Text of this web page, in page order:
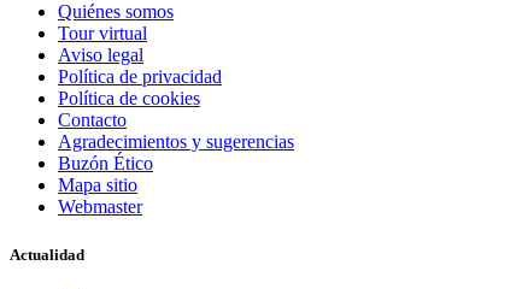
Quiénes somos
Tour virtual
Aviso legal
Política de privacidad
Política de cookies
Contacto
Agradecimientos y sugerencias
Buzón Ético
Mapa sitio
Webmaster
Actualidad